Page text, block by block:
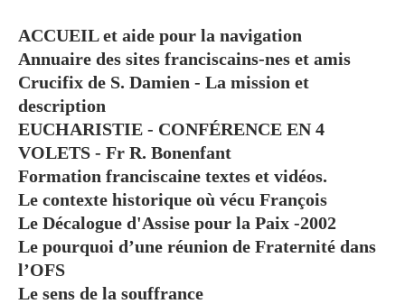
ACCUEIL et aide pour la navigation
Annuaire des sites franciscains-nes et amis
Crucifix de S. Damien - La mission et
description
EUCHARISTIE - CONFÉRENCE EN 4
VOLETS - Fr R. Bonenfant
Formation franciscaine textes et vidéos.
Le contexte historique où vécu François
Le Décalogue d'Assise pour la Paix -2002
Le pourquoi d’une réunion de Fraternité dans
l’OFS
Le sens de la souffrance